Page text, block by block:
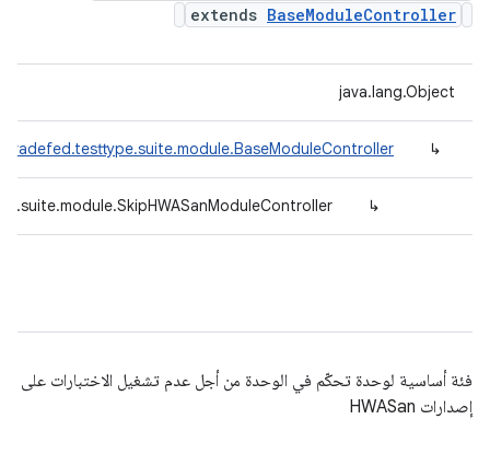
extends BaseModuleController
java.lang.Object
↳
↳
فئة أساسية لوحدة تحكّم في الوحدة من أجل عدم تشغيل الاختبارات على
إصدارات HWASan